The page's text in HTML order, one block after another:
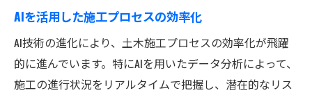
AIを活用した施工プロセスの効率化
AI技術の進化により、土木施工プロセスの効率化が飛躍
的に進んでいます。特にAIを用いたデータ分析によって、
施工の進行状況をリアルタイムで把握し、潜在的なリス